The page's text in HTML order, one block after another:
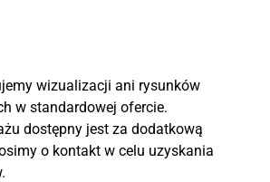
wizualizacji ani rysunków
w standardowej ofercie.
dostępny jest za dodatkową
o kontakt w celu uzyskania